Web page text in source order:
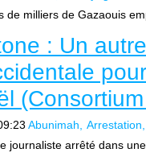
de milliers de Gazaouis
: Un
Abunimah Arrestation
journaliste arrêté dans une